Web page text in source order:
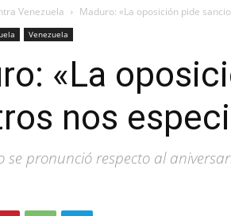
Venezuela Maduro: «La oposición pide
Venezuela
«La
nos
se pronunció respecto al